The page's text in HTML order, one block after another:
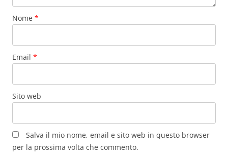
Nome *
Email *
Sito web
Salva il mio nome, email e sito web in questo browser
per la prossima volta che commento.